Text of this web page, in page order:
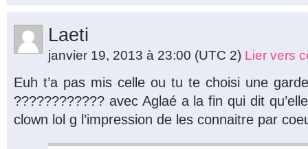
Laeti
janvier 19, 2013 à 23:00 (UTC 2) Lier vers
Euh t’a pas mis celle ou tu te choisi une
???????????? avec Aglaé a la fin qui dit
clown lol g l’impression de les connaitre par